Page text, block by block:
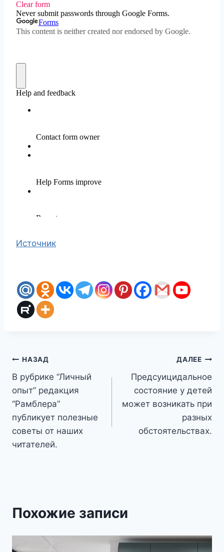
Источник
Навигация
по
записям
НАЗАД
В рубрике “Личный
опыт” редакция
“Рамблера”
публикует полезные
советы от наших
читателей.
ДАЛЕЕ
Предсуицидальное
состояние у детей
может возникать при
разных
обстоятельствах.
Похожие записи